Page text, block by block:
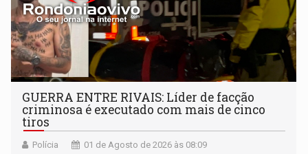
GUERRA ENTRE RIVAIS: Líder de facção
criminosa é executado com mais de cinco
tiros
Polícia 01 de Agosto de 2026 às 08:09